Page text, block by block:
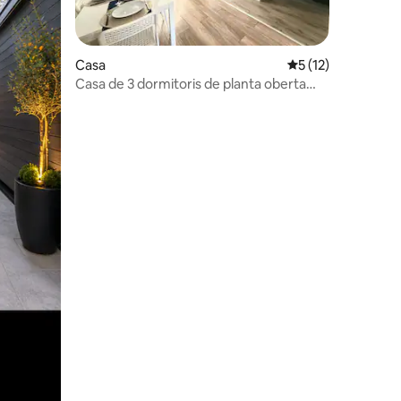
Casa 5 de puntuació
5 (12)
Casa de 3 dormitoris de planta oberta